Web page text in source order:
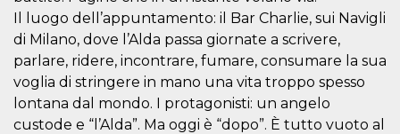
Il luogo dell’appuntamento: il Bar Charlie, sui Navigli
di Milano, dove l’Alda passa giornate a scrivere,
parlare, ridere, incontrare, fumare, consumare la sua
voglia di stringere in mano una vita troppo spesso
lontana dal mondo. I protagonisti: un angelo
custode e “l’Alda”. Ma oggi è “dopo”. È tutto vuoto al
Cookie-
Script.com
service to
remember
visitor
consent
preferences.
It is
necessary